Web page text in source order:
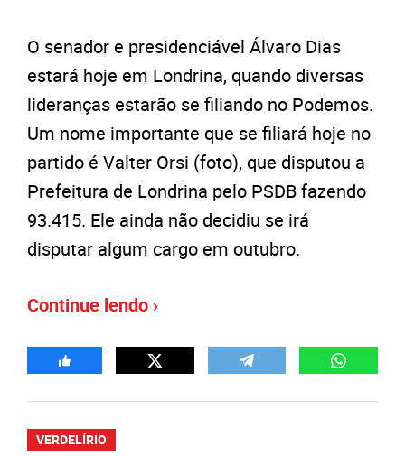
O senador e presidenciável Álvaro Dias
estará hoje em Londrina, quando diversas
lideranças estarão se filiando no Podemos.
Um nome importante que se filiará hoje no
partido é Valter Orsi (foto), que disputou a
Prefeitura de Londrina pelo PSDB fazendo
93.415. Ele ainda não decidiu se irá
disputar algum cargo em outubro.
Continue lendo ›
VERDELÍRIO